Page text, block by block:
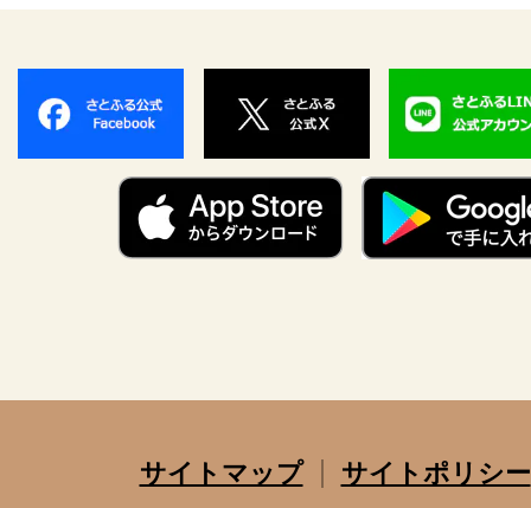
サイトマップ
サイトポリシー